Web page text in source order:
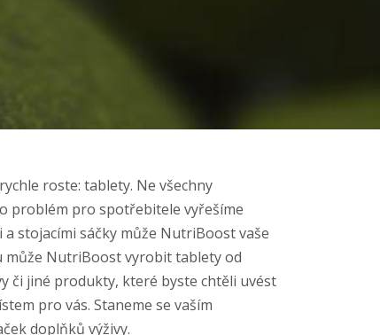
roste: tablety. Ne všechny
problém pro spotřebitele vyřešíme
stojacími sáčky může NutriBoost vaše
může NutriBoost vyrobit tablety od
či jiné produkty, které byste chtěli uvést
pro vás. Staneme se vaším
doplňků výživy.